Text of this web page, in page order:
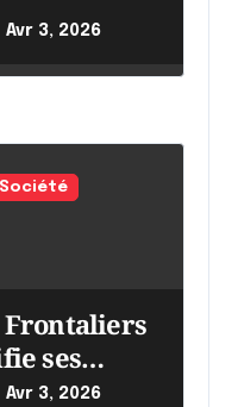
Avr 3, 2026
Société
Frontaliers
ses
Avr 3, 2026